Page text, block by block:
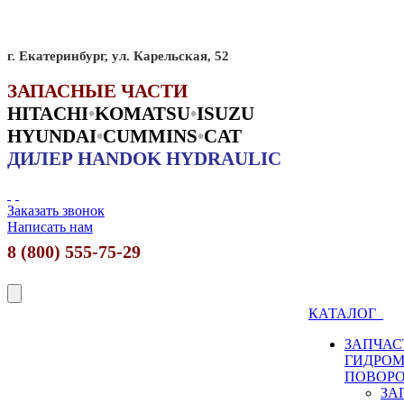
г. Екатеринбург, ул. Карельская, 52
ЗАПАСНЫЕ ЧАСТИ
HITACHI•KOMATSU•ISUZU
HYUNDAI•CUMMINS•CAT
ДИЛЕР HANDOK HYDRAULIC
Заказать звонок
Написать нам
8 (800) 555-75-29
КАТАЛОГ